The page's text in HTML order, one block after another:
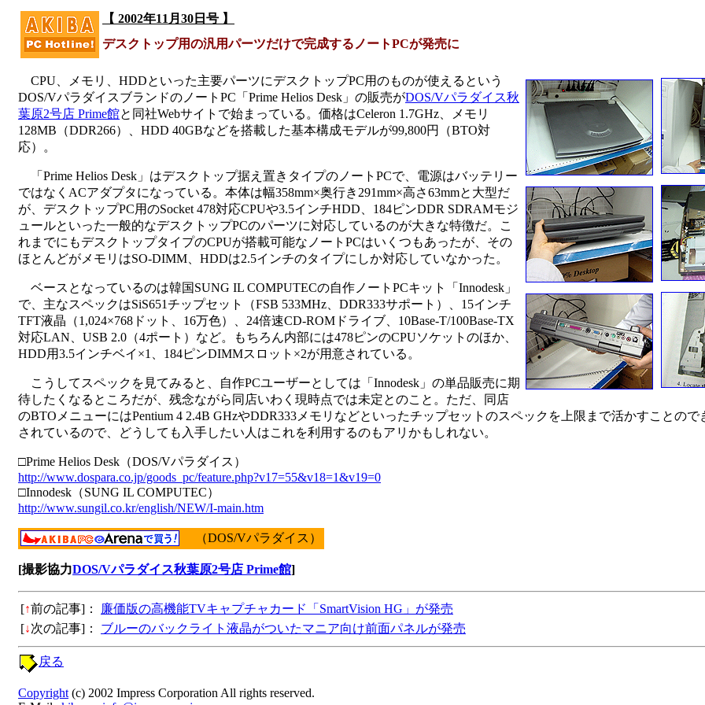
【 2002年11月30日号 】
デスクトップ用の汎用パーツだけで完成するノートPCが発売に
CPU、メモリ、HDDといった主要パーツにデスクトップPC用のものが使えるという
DOS/VパラダイスブランドのノートPC「Prime Helios Desk」の販売がDOS/Vパラダイス秋
葉原2号店 Prime館と同社Webサイトで始まっている。価格はCeleron 1.7GHz、メモリ
128MB（DDR266）、HDD 40GBなどを搭載した基本構成モデルが99,800円（BTO対
応）。
「Prime Helios Desk」はデスクトップ据え置きタイプのノートPCで、電源はバッテリー
ではなくACアダプタになっている。本体は幅358mm×奥行き291mm×高さ63mmと大型だ
が、デスクトップPC用のSocket 478対応CPUや3.5インチHDD、184ピンDDR SDRAMモジ
ュールといった一般的なデスクトップPCのパーツに対応しているのが大きな特徴だ。こ
れまでにもデスクトップタイプのCPUが搭載可能なノートPCはいくつもあったが、その
ほとんどがメモリはSO-DIMM、HDDは2.5インチのタイプにしか対応していなかった。
ベースとなっているのは韓国SUNG IL COMPUTECの自作ノートPCキット「Innodesk」
で、主なスペックはSiS651チップセット（FSB 533MHz、DDR333サポート）、15インチ
TFT液晶（1,024×768ドット、16万色）、24倍速CD-ROMドライブ、10Base-T/100Base-TX
対応LAN、USB 2.0（4ポート）など。もちろん内部には478ピンのCPUソケットのほか、
HDD用3.5インチベイ×1、184ピンDIMMスロット×2が用意されている。
こうしてスペックを見てみると、自作PCユーザーとしては「Innodesk」の単品販売に期
待したくなるところだが、残念ながら同店いわく現時点では未定とのこと。ただ、同店
のBTOメニューにはPentium 4 2.4B GHzやDDR333メモリなどといったチップセットのスペックを上限まで活かすことの
されているので、どうしても入手したい人はこれを利用するのもアリかもしれない。
□Prime Helios Desk（DOS/Vパラダイス）
http://www.dospara.co.jp/goods_pc/feature.php?v17=55&v18=1&v19=0
□Innodesk（SUNG IL COMPUTEC）
http://www.sungil.co.kr/english/NEW/I-main.htm
（DOS/Vパラダイス）
[撮影協力DOS/Vパラダイス秋葉原2号店 Prime館]
[↑前の記事]：
廉価版の高機能TVキャプチャカード「SmartVision HG」が発売
[↓次の記事]： ブルーのバックライト液晶がついたマニア向け前面パネルが発売
戻る
Copyright (c) 2002 Impress Corporation All rights reserved.